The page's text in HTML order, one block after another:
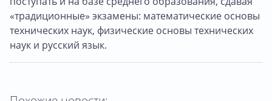
«традиционные» экзамены: математические основы
технических наук, физические основы технических
наук и русский язык.